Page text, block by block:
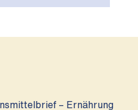
– Ernährung